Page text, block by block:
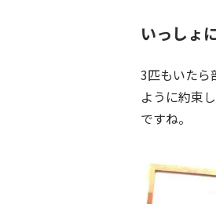
いっしょ
3匹もいたら
ように約束
ですね。